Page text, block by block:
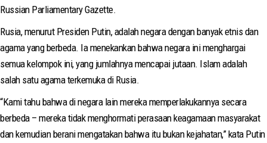
Russian Parliamentary Gazette.
Rusia, menurut Presiden Putin, adalah negara dengan banyak etnis dan
agama yang berbeda. Ia menekankan bahwa negara ini menghargai
semua kelompok ini, yang jumlahnya mencapai jutaan. Islam adalah
salah satu agama terkemuka di Rusia.
“Kami tahu bahwa di negara lain mereka memperlakukannya secara
berbeda – mereka tidak menghormati perasaan keagamaan masyarakat
dan kemudian berani mengatakan bahwa itu bukan kejahatan,” kata Putin